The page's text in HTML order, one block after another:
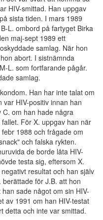
HIV-smittad. Han uppgav
sista tiden. I mars 1989
L. ombord på fartyget Birka
maj-sept 1989 ett
samlag. När hon
abort. I sistnämnda
L. som fortfarande pågår.
samlag.
Han har inte talat om
HIV-positiv innan han
C. om han hade några
För X. uppgav han när
1988 och frågade om
och falska rykten.
de borde låta HIV-
testa sig, eftersom X.
resultat och han själv
för J.B. att hon
sade något om sin HIV-
av 1991 om han HIV-testat
detta och inte var smittad.